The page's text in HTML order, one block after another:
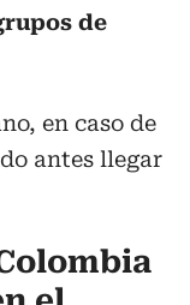
de
en caso de
antes llegar